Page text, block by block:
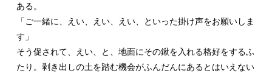
ある。
「ご一緒に、えい、えい、えい、といった掛け声をお願いしま
す」
そう促されて、えい、と、地面にその鍬を入れる格好をするふ
たり。剥き出しの土を踏む機会がふんだんにあるとはいえない